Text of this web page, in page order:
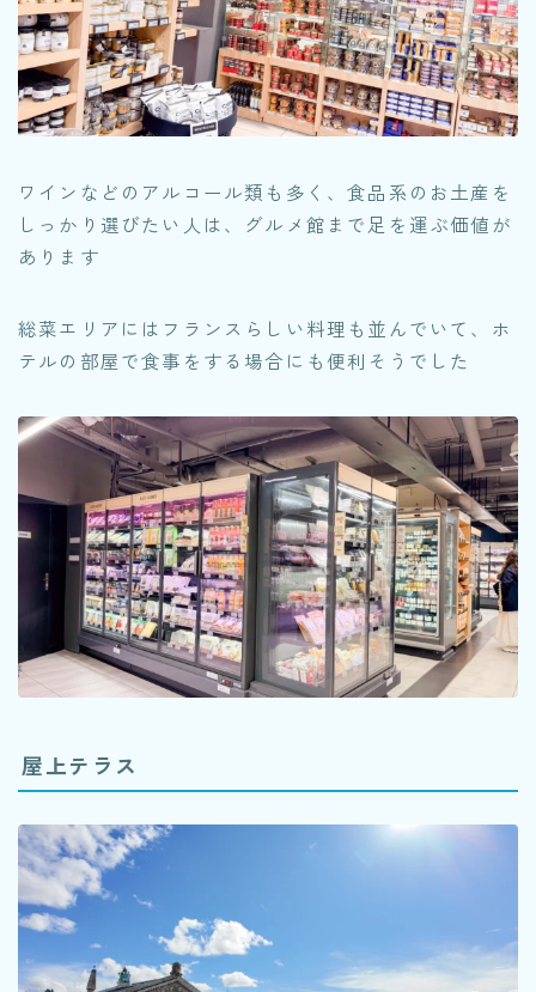
ワインなどのアルコール類も多く、食品系のお土産を
しっかり選びたい人は、グルメ館まで足を運ぶ価値が
あります
総菜エリアにはフランスらしい料理も並んでいて、ホ
テルの部屋で食事をする場合にも便利そうでした
屋上テラス